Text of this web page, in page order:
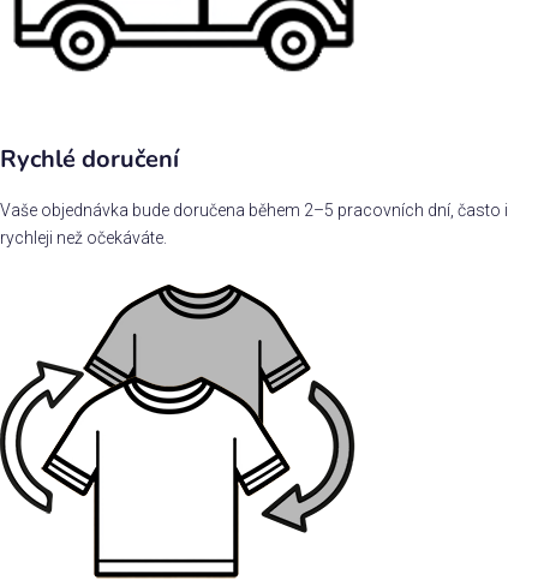
Rychlé doručení
Vaše objednávka bude doručena během 2–5 pracovních dní, často i
rychleji než očekáváte.